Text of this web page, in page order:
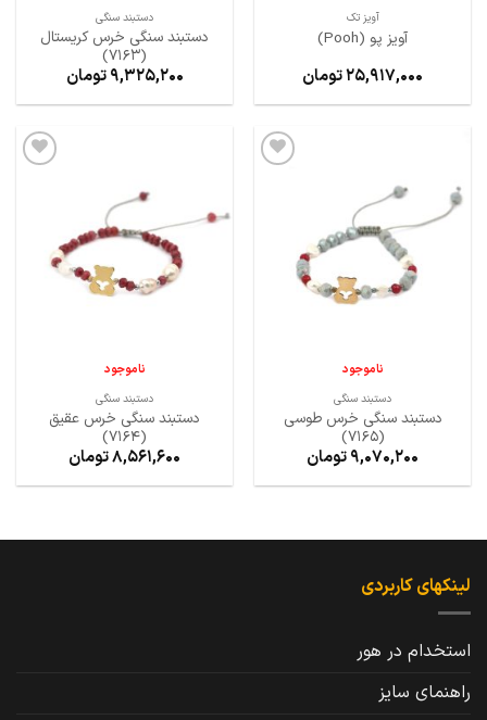
آویز تک
آویز پو (Pooh)
25,917,000تومان
دستبند سنگی
دستبند سنگی خرس کریستال
(7163)
9,325,200 تومان
ناموجود
دستبند سنگی
دستبند سنگی خرس طوسی
(7165)
9,070,200تومان
ناموجود
دستبند سنگی
دستبند سنگی خرس عقیق
(7164)
8,561,600تومان
لینکهای کاربردی
استخدام در هور
راهنمای سایز